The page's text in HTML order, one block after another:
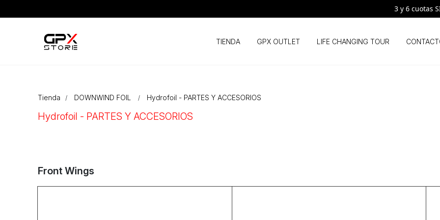
3 y 6 cuotas SIN
TIENDA GPX OUTLET LIFE CHANGING TOUR
Tienda DOWNWIND FOIL Hydrofoil - PARTES Y ACCESORIOS
Hydrofoil - PARTES Y ACCESORIOS
Front Wings